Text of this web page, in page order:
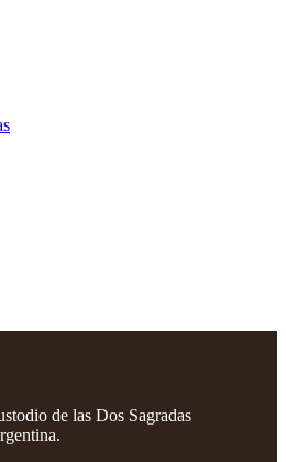
de las Dos Sagradas